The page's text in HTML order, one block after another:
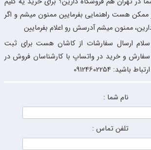
، اگر ممکن هست راهنمایی بفرمایین ممنون میشم و اگر
ممنون میشم آدرسش رو اعلام بفرمایین
سلام ارسال سفارشات از کاشان هست برای ثبت
سفارش و خرید در واتساپ با کارشناسان فروش در
ارتباط باشید: 09124602254
نام شما :
تلفن تماس :